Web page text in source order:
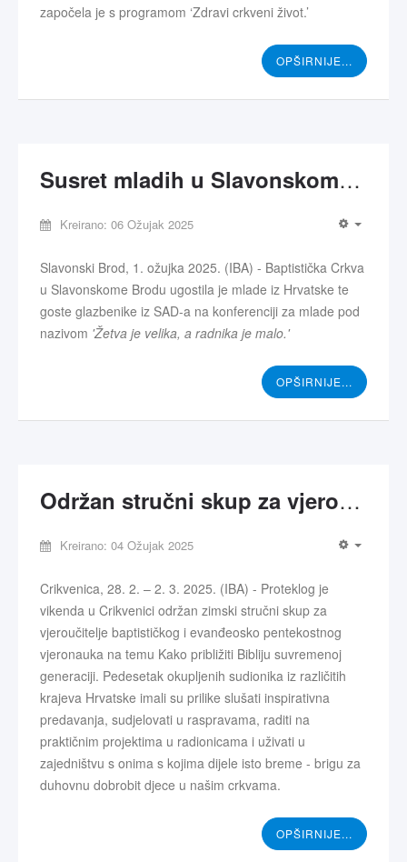
započela je s programom ‘Zdravi crkveni život.’
OPŠIRNIJE...
Susret mladih u Slavonskome Brodu - traže se radnici za veliku žetvu
Kreirano: 06 Ožujak 2025
Slavonski Brod, 1. ožujka 2025. (IBA) - Baptistička Crkva
u Slavonskome Brodu ugostila je mlade iz Hrvatske te
goste glazbenike iz SAD-a na konferenciji za mlade pod
nazivom 'Žetva je velika, a radnika je malo.'
OPŠIRNIJE...
Održan stručni skup za vjeroučitelje
Kreirano: 04 Ožujak 2025
Crikvenica, 28. 2. – 2. 3. 2025. (IBA) - Proteklog je
vikenda u Crikvenici održan zimski stručni skup za
vjeroučitelje baptističkog i evanđeosko pentekostnog
vjeronauka na temu Kako približiti Bibliju suvremenoj
generaciji. Pedesetak okupljenih sudionika iz različitih
krajeva Hrvatske imali su prilike slušati inspirativna
predavanja, sudjelovati u raspravama, raditi na
praktičnim projektima u radionicama i uživati u
zajedništvu s onima s kojima dijele isto breme - brigu za
duhovnu dobrobit djece u našim crkvama.
OPŠIRNIJE...